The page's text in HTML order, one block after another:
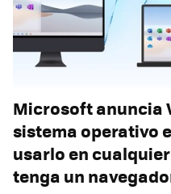
Microsoft anuncia
sistema operativo
usarlo en
tenga un